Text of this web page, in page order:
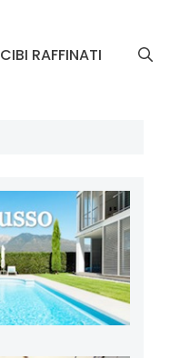
CIBI RAFFINATI